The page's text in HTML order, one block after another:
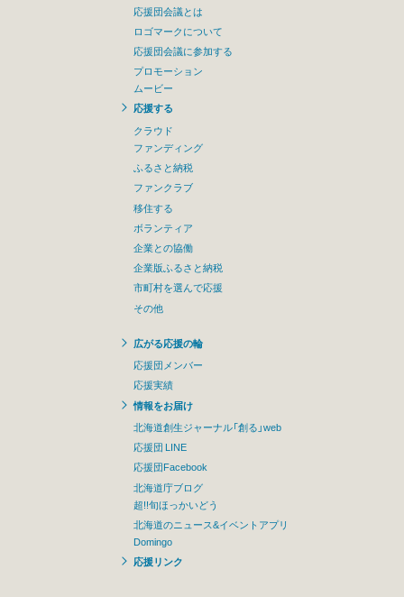
応援団会議とは
ロゴマークについて
応援団会議に参加する
プロモーション
ムービー
応援する
クラウド
ファンディング
ふるさと納税
ファンクラブ
移住する
ボランティア
企業との協働
企業版ふるさと納税
市町村を選んで応援
その他
広がる応援の輪
応援団メンバー
応援実績
情報をお届け
北海道創生ジャーナル「創る」web
応援団 LINE
応援団Facebook
北海道庁ブログ
超!!旬ほっかいどう
北海道のニュース&イベントアプリ
Domingo
応援リンク